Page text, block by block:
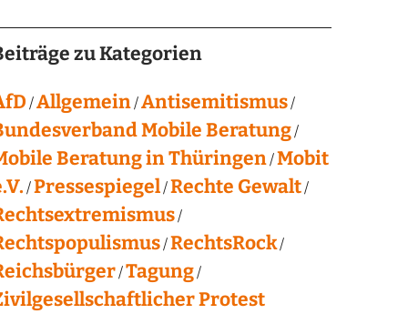
zu Kategorien
Allgemein Antisemitismus
Mobile Beratung
Beratung in Thüringen Mobit
Pressespiegel Rechte Gewalt
RechtsRock
Tagung
Protest